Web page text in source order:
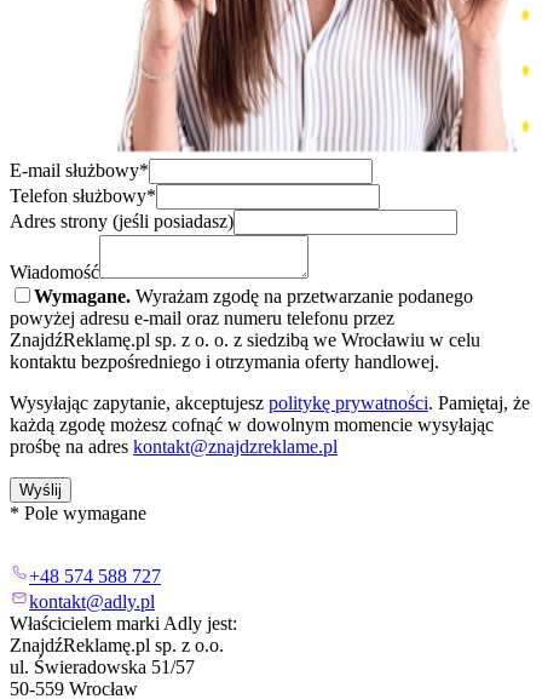
E-mail służbowy*
Telefon służbowy*
Adres strony (jeśli posiadasz)
Wiadomość
Wymagane. Wyrażam zgodę na przetwarzanie podanego
powyżej adresu e-mail oraz numeru telefonu przez
ZnajdźReklamę.pl sp. z o. o. z siedzibą we Wrocławiu w celu
kontaktu bezpośredniego i otrzymania oferty handlowej.
Wysyłając zapytanie, akceptujesz politykę prywatności. Pamiętaj, że
każdą zgodę możesz cofnąć w dowolnym momencie wysyłając
prośbę na adres kontakt@znajdzreklame.pl
Wyślij
* Pole wymagane
+48 574 588 727
kontakt@adly.pl
Właścicielem marki Adly jest:
ZnajdźReklamę.pl sp. z o.o.
ul. Świeradowska 51/57
50-559 Wrocław